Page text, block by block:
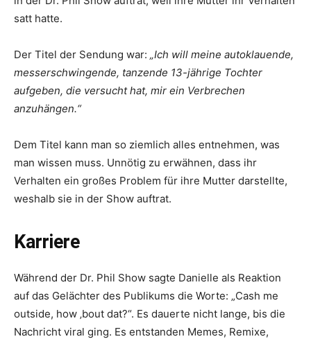
satt hatte.
Der Titel der Sendung war: „Ich will meine autoklauende,
messerschwingende, tanzende 13-jährige Tochter
aufgeben, die versucht hat, mir ein Verbrechen
anzuhängen.“
Dem Titel kann man so ziemlich alles entnehmen, was
man wissen muss. Unnötig zu erwähnen, dass ihr
Verhalten ein großes Problem für ihre Mutter darstellte,
weshalb sie in der Show auftrat.
Karriere
Während der Dr. Phil Show sagte Danielle als Reaktion
auf das Gelächter des Publikums die Worte: „Cash me
outside, how ‚bout dat?“. Es dauerte nicht lange, bis die
Nachricht viral ging. Es entstanden Memes, Remixe,